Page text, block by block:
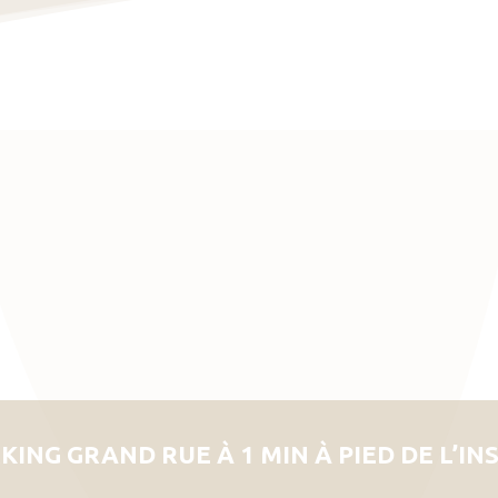
GRAND RUE À 1 MIN À PIED DE